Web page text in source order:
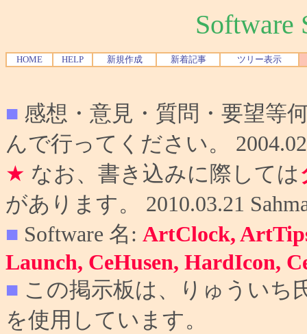
Software
HOME HELP 新規作成 新着記事 ツリー表示
■ 感想・意見・質問・要望等
んで行ってください。
★ なお、書き込みに際しては
があります。 2010.03.21
■ Software 名: ArtClock,
Launch, CeHusen, HardIcon,
■ この掲示板は、りゅういち
を使用しています。